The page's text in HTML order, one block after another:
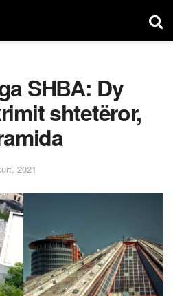
SHBA: Dy
shtetëror,
2021